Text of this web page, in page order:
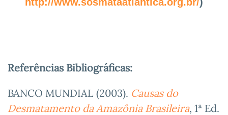
Referências Bibliográficas:
BANCO MUNDIAL (2003). Causas do
Desmatamento da Amazônia Brasileira, 1ª Ed.